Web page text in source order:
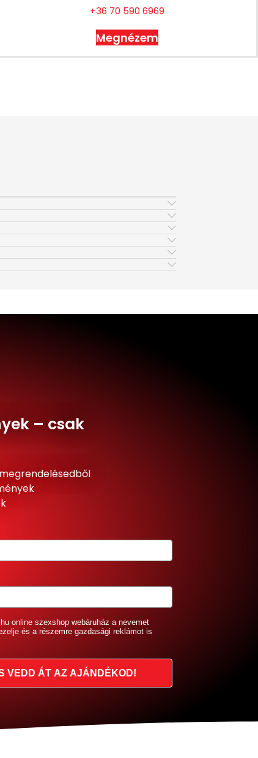
+36 70 590 6969
Megnézem
– csak
online szexshop webáruház a nevemet
és a részemre gazdasági reklámot is
VEDD ÁT AZ AJÁNDÉKOD!